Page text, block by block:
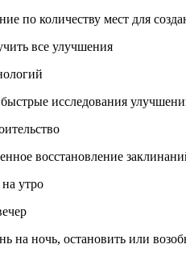
по количеству мест для
все улучшения
исследования
восстановление
утро
на ночь, остановить или